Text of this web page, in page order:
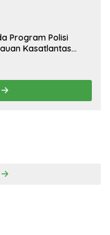
Program Polisi
Kasatlantas